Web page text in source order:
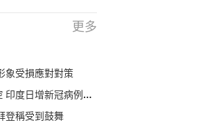
更多
象受損應對對策
日增新冠病例20萬
登稱受到鼓舞